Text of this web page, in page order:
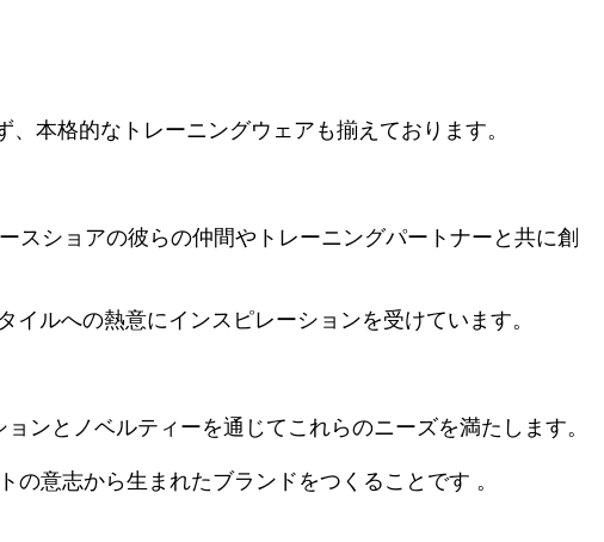
本格的なトレーニングウェアも揃えております。
スショアの彼らの仲間やトレーニングパートナーと共に創
ルへの熱意にインスピレーションを受けています。
ンとノベルティーを通じてこれらのニーズを満たします。
意志から生まれたブランドをつくることです 。